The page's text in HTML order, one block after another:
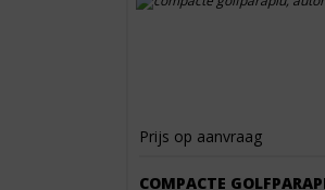
Prijs op aanvraag
COMPACTE